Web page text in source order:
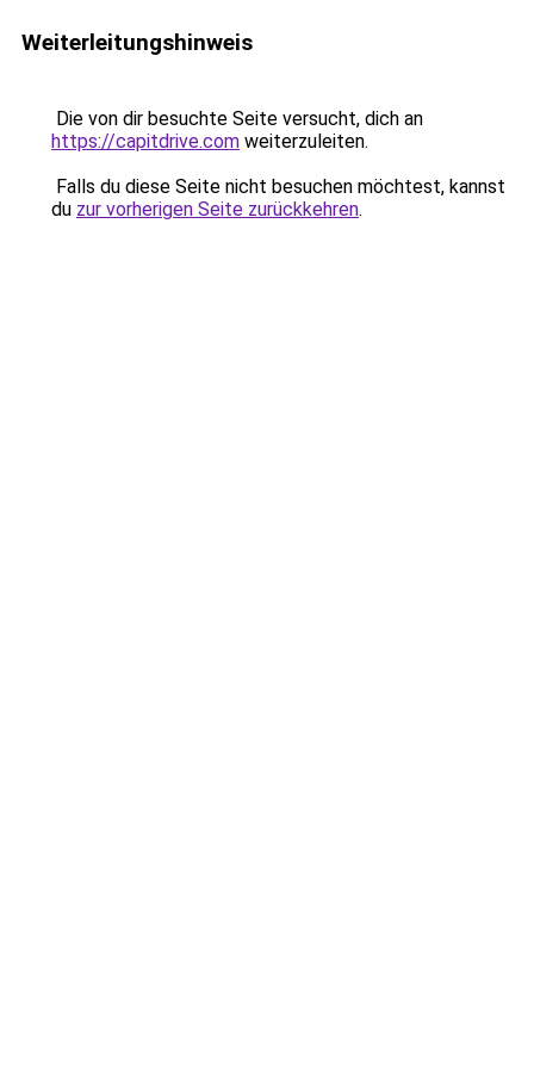
Weiterleitungshinweis
Die von dir besuchte Seite versucht, dich an
https://capitdrive.com weiterzuleiten.
Falls du diese Seite nicht besuchen möchtest, kannst
du zur vorherigen Seite zurückkehren.